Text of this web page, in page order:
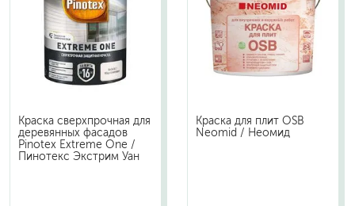
Краска сверхпрочная для
деревянных фасадов
Pinotex Extreme One /
Пинотекс Экстрим Уан
Краска для плит OSB
Neomid / Неомид